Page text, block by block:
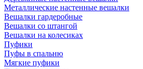
Металлические настенные вешалки
Вешалки гардеробные
Вешалки со штангой
Вешалки на колесиках
Пуфики
Пуфы в спальню
Мягкие пуфики